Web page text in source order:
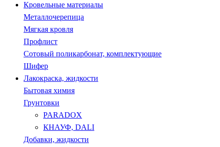
Кровельные материалы
Металлочерепица
Мягкая кровля
Профлист
Сотовый поликарбонат, комплектующие
Шифер
Лакокраска, жидкости
Бытовая химия
Грунтовки
PARADOX
КНАУФ, DALI
Добавки, жидкости